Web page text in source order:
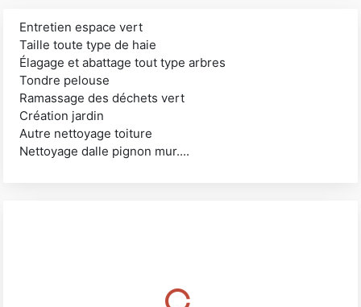
Entretien espace vert
Taille toute type de haie
Élagage et abattage tout type arbres
Tondre pelouse
Ramassage des déchets vert
Création jardin
Autre nettoyage toiture
Nettoyage dalle pignon mur....